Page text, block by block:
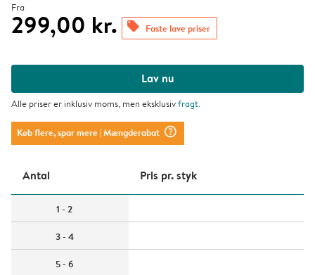
Fra
299,00 kr. offers Faste lave priser
Lav nu
Alle priser er inklusiv moms, men eksklusivfragt.
Køb flere, spar mere| Mængderabat question_mark_circle
Antal Pris pr. styk
1 - 2
3 - 4
5 - 6